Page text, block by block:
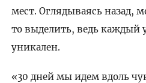
мест. Оглядываясь назад,
то выделить, ведь каждый
уникален.
«30 дней мы идем вдоль